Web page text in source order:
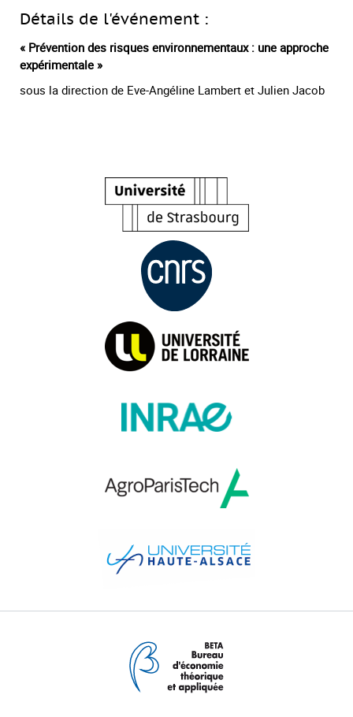
Détails de l'événement :
« Prévention des risques environnementaux : une approche
expérimentale »
sous la direction de Eve-Angéline Lambert et Julien Jacob